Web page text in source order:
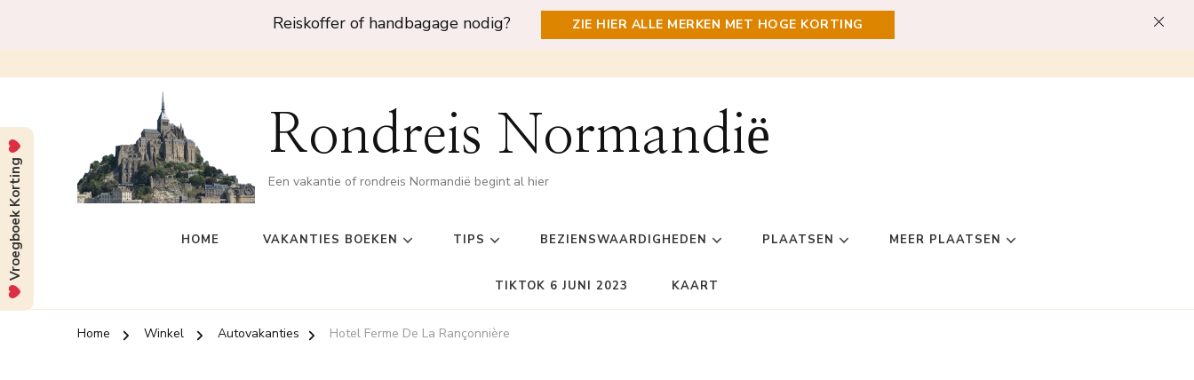
Reiskoffer of handbagage nodig? ZIE HIER ALLE MERKEN MET HOGE KORTING
Rondreis Normandië
Een vakantie of rondreis Normandië begint al hier
HOME VAKANTIES BOEKEN TIPS BEZIENSWAARDIGHEDEN PLAATSEN MEER PLAATSEN
TIKTOK 6 JUNI 2023 KAART
Home Winkel Autovakanties Hotel Ferme De La Rançonnière
Vroegboek Korting